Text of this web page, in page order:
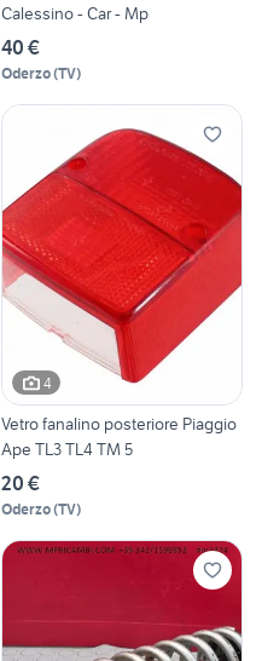
Calessino - Car - Mp
40 €
Oderzo(TV)
4
Vetro fanalino posteriore Piaggio
Ape TL3 TL4 TM 5
20 €
Oderzo(TV)